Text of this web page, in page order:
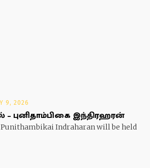
9, 2026
புனிதாம்பிகை இந்திரஹரன்
Indraharan will be held